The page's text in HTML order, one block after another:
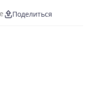
Поделиться